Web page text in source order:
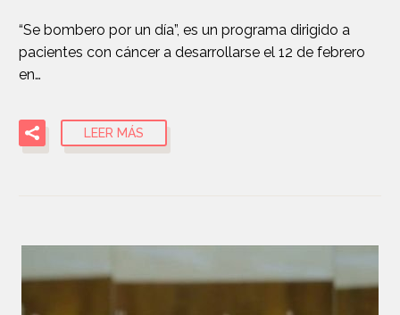
“Se bombero por un día”, es un programa dirigido a
pacientes con cáncer a desarrollarse el 12 de febrero
en…
LEER MÁS